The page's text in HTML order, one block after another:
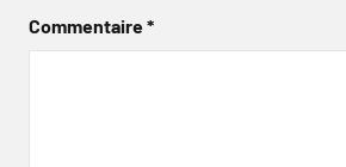
Commentaire*